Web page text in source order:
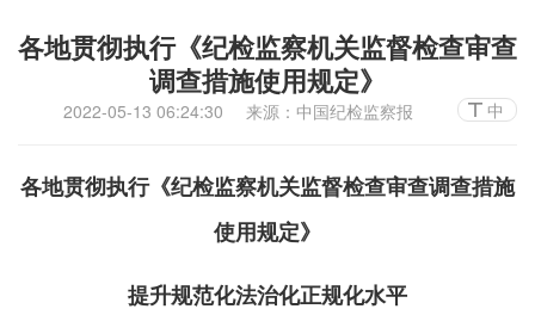
各地贯彻执行《纪检监察机关监督检查审查
调查措施使用规定》
2022-05-13 06:24:30 来源：中国纪检监察报 中
各地贯彻执行《纪检监察机关监督检查审查调查措施
使用规定》
提升规范化法治化正规化水平